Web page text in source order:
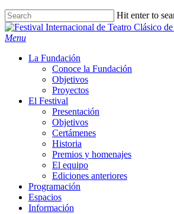
Hit enter to
Close
Search
search
Menu
La Fundación
Conoce la Fundación
Objetivos
Proyectos
El Festival
Presentación
Objetivos
Certámenes
Historia
Premios y homenajes
El equipo
Ediciones anteriores
Programación
Espacios
Información